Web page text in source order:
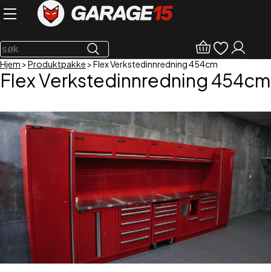
Hjem >Produktpakke >Flex Verkstedinnredning 454cm
Flex Verkstedinnredning 454cm